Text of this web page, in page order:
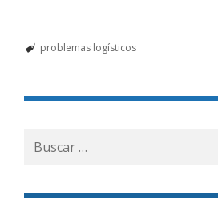
problemas logísticos
Buscar
por: